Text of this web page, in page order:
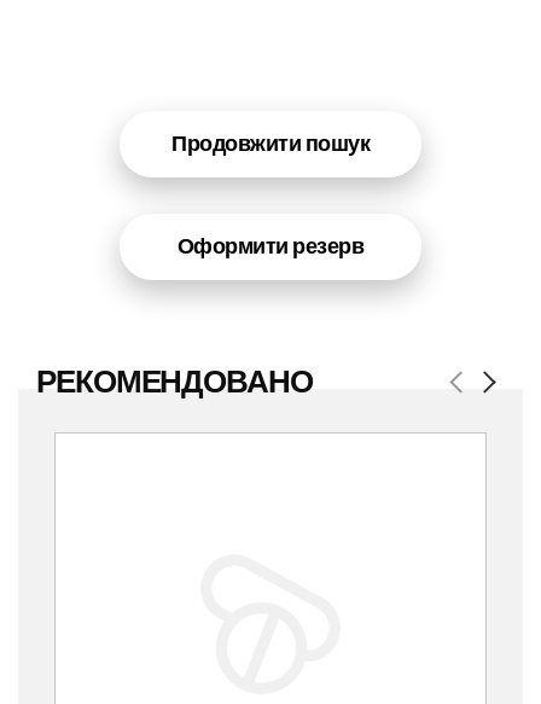
Продовжити пошук
Оформити резерв
РЕКОМЕНДОВАНО Previous
Next